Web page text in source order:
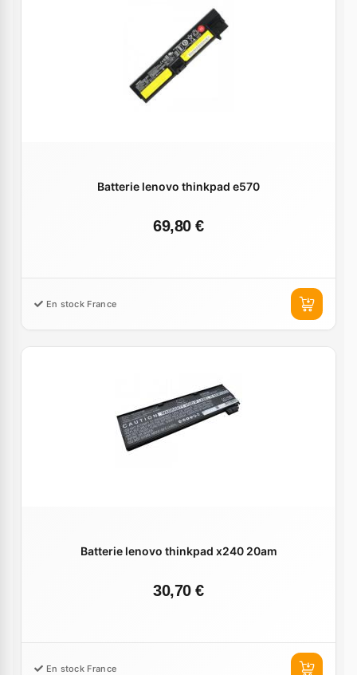
Batterie lenovo thinkpad e570
69,80 €
En stock France
Batterie lenovo thinkpad x240 20am
30,70 €
En stock France